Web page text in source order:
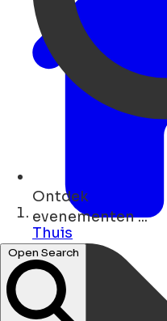
Ontdek
winkels ...
Open Search
Thuis